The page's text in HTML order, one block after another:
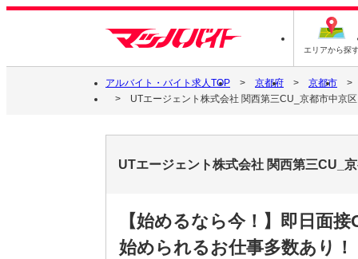
エリアから探
アルバイト・バイト求人TOP 京都府
京都市
UTエージェント株式会社 関西第三CU_京都市中京区
UTエージェント株式会社 関西第三CU_
【始めるなら今！】即日面
始められるお仕事多数あり！